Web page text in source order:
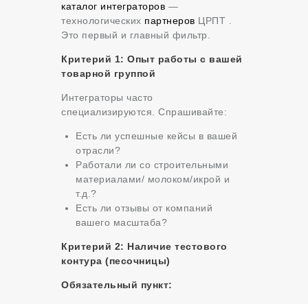
каталог интеграторов —
технологических партнеров ЦРПТ .
Это первый и главный фильтр.
Критерий 1: Опыт работы с вашей
товарной группой
Интеграторы часто
специализируются. Спрашивайте:
Есть ли успешные кейсы в вашей
отрасли?
Работали ли со строительными
материалами/ молоком/икрой и
т.д.?
Есть ли отзывы от компаний
вашего масштаба?
Критерий 2: Наличие тестового
контура (песочницы)
Обязательный пункт: